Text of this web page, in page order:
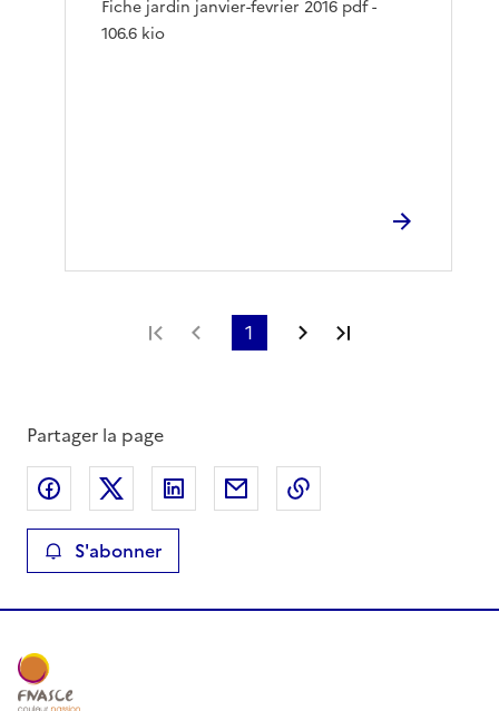
Fiche jardin janvier-fevrier 2016 pdf -
106.6 kio
Première page
Page précédente
1 Page suivante
Partager la page
Partager sur Facebook
Partager sur XPartager sur LinkedIn
Partager par email
S'abonner